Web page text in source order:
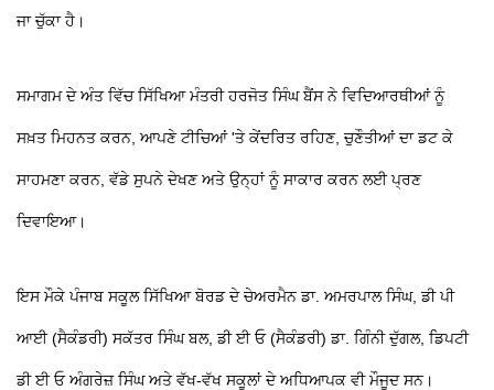
ਜਾ ਚੁੱਕਾ ਹੈ।
ਸਮਾਗਮ ਦੇ ਅੰਤ ਵਿੱਚ ਸਿੱਖਿਆ ਮੰਤਰੀ ਹਰਜੋਤ ਸਿੰਘ ਬੈਂਸ ਨੇ ਵਿਦਿਆਰਥੀਆਂ ਨੂੰ
ਸਖ਼ਤ ਮਿਹਨਤ ਕਰਨ, ਆਪਣੇ ਟੀਚਿਆਂ 'ਤੇ ਕੇਂਦਰਿਤ ਰਹਿਣ, ਚੁਣੌਤੀਆਂ ਦਾ ਡਟ ਕੇ
ਸਾਹਮਣਾ ਕਰਨ, ਵੱਡੇ ਸੁਪਨੇ ਦੇਖਣ ਅਤੇ ਉਨ੍ਹਾਂ ਨੂੰ ਸਾਕਾਰ ਕਰਨ ਲਈ ਪ੍ਰਣ
ਦਿਵਾਇਆ।
ਇਸ ਮੌਕੇ ਪੰਜਾਬ ਸਕੂਲ ਸਿੱਖਿਆ ਬੋਰਡ ਦੇ ਚੇਅਰਮੈਨ ਡਾ. ਅਮਰਪਾਲ ਸਿੰਘ, ਡੀ ਪੀ
ਆਈ (ਸੈਕੰਡਰੀ) ਸਕੱਤਰ ਸਿੰਘ ਬਲ, ਡੀ ਈ ਓ (ਸੈਕੰਡਰੀ) ਡਾ. ਗਿੰਨੀ ਦੁੱਗਲ, ਡਿਪਟੀ
ਡੀ ਈ ਓ ਅੰਗਰੇਜ਼ ਸਿੰਘ ਅਤੇ ਵੱਖ-ਵੱਖ ਸਕੂਲਾਂ ਦੇ ਅਧਿਆਪਕ ਵੀ ਮੌਜੂਦ ਸਨ।